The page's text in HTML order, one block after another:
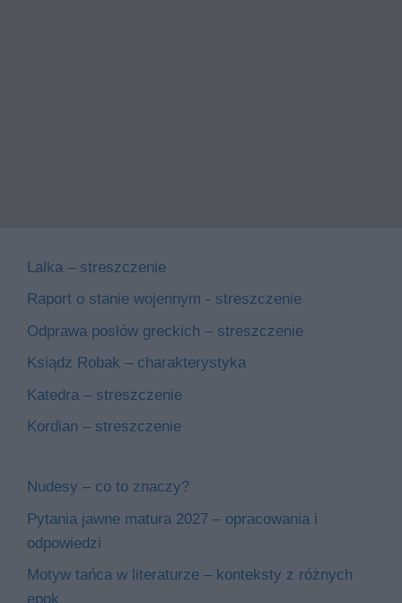
Lalka – streszczenie
Raport o stanie wojennym - streszczenie
Odprawa posłów greckich – streszczenie
Ksiądz Robak – charakterystyka
Katedra – streszczenie
Kordian – streszczenie
Nudesy – co to znaczy?
Pytania jawne matura 2027 – opracowania i
odpowiedzi
Motyw tańca w literaturze – konteksty z różnych
epok